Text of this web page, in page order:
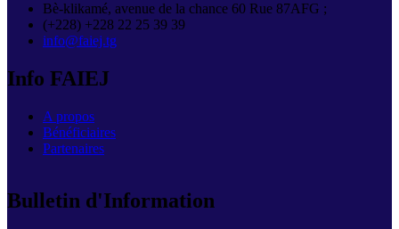
Bè-klikamé, avenue de la chance 60 Rue 87AFG ;
(+228) +228 22 25 39 39
info@faiej.tg
Info FAIEJ
A propos
Bénéficiaires
Partenaires
Bulletin d'Information